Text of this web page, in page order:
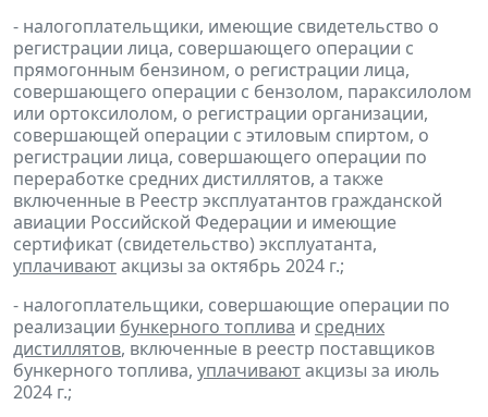
- налогоплательщики, имеющие свидетельство о
регистрации лица, совершающего операции с
прямогонным бензином, о регистрации лица,
совершающего операции с бензолом, параксилолом
или ортоксилолом, о регистрации организации,
совершающей операции с этиловым спиртом, о
регистрации лица, совершающего операции по
переработке средних дистиллятов, а также
включенные в Реестр эксплуатантов гражданской
авиации Российской Федерации и имеющие
сертификат (свидетельство) эксплуатанта,
уплачиваютакцизы за октябрь 2024 г.;
- налогоплательщики, совершающие операции по
реализации бункерного топлива и средних
дистиллятов, включенные в реестр поставщиков
бункерного топлива, уплачиваютакцизы за июль
2024 г.;